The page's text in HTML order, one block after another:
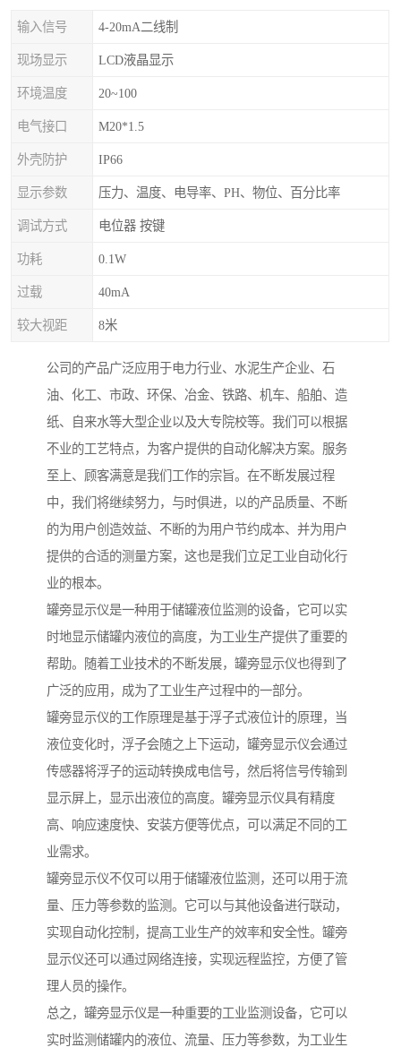
输入信号 4-20mA二线制
现场显示 LCD液晶显示
环境温度 20~100
电气接口 M20*1.5
外壳防护 IP66
显示参数 压力、温度、电导率、PH、物位、百分比率
调试方式 电位器 按键
功耗 0.1W
过载 40mA
较大视距 8米
公司的产品广泛应用于电力行业、水泥生产企业、石
油、化工、市政、环保、冶金、铁路、机车、船舶、造
纸、自来水等大型企业以及大专院校等。我们可以根据
不业的工艺特点，为客户提供的自动化解决方案。服务
至上、顾客满意是我们工作的宗旨。在不断发展过程
中，我们将继续努力，与时俱进，以的产品质量、不断
的为用户创造效益、不断的为用户节约成本、并为用户
提供的合适的测量方案，这也是我们立足工业自动化行
业的根本。
罐旁显示仪是一种用于储罐液位监测的设备，它可以实
时地显示储罐内液位的高度，为工业生产提供了重要的
帮助。随着工业技术的不断发展，罐旁显示仪也得到了
广泛的应用，成为了工业生产过程中的一部分。
罐旁显示仪的工作原理是基于浮子式液位计的原理，当
液位变化时，浮子会随之上下运动，罐旁显示仪会通过
传感器将浮子的运动转换成电信号，然后将信号传输到
显示屏上，显示出液位的高度。罐旁显示仪具有精度
高、响应速度快、安装方便等优点，可以满足不同的工
业需求。
罐旁显示仪不仅可以用于储罐液位监测，还可以用于流
量、压力等参数的监测。它可以与其他设备进行联动，
实现自动化控制，提高工业生产的效率和安全性。罐旁
显示仪还可以通过网络连接，实现远程监控，方便了管
理人员的操作。
总之，罐旁显示仪是一种重要的工业监测设备，它可以
实时监测储罐内的液位、流量、压力等参数，为工业生